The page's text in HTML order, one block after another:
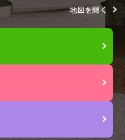
地図を開く